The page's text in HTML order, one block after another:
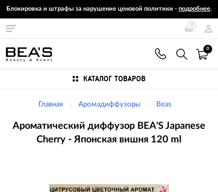
Блокировка и штрафы за нарушение ценовой политики - подробнее.
0
0
КАТАЛОГ ТОВАРОВ
Главная Аромадиффузоры Beas
Ароматический диффузор BEA'S Japanese
Cherry - Японская вишня 120 ml